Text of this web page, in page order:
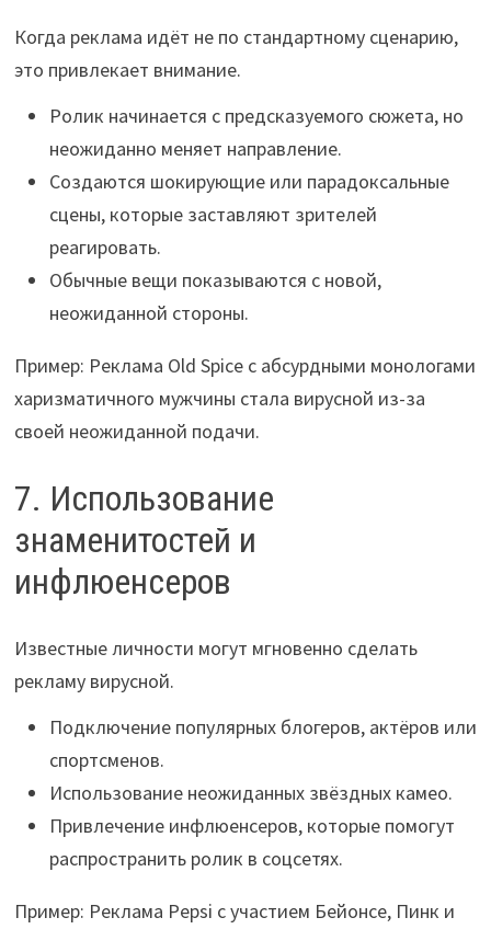
Когда реклама идёт не по стандартному сценарию,
это привлекает внимание.
Ролик начинается с предсказуемого сюжета, но
неожиданно меняет направление.
Создаются шокирующие или парадоксальные
сцены, которые заставляют зрителей
реагировать.
Обычные вещи показываются с новой,
неожиданной стороны.
Пример: Реклама Old Spice с абсурдными монологами
харизматичного мужчины стала вирусной из-за
своей неожиданной подачи.
7. Использование
знаменитостей и
инфлюенсеров
Известные личности могут мгновенно сделать
рекламу вирусной.
Подключение популярных блогеров, актёров или
спортсменов.
Использование неожиданных звёздных камео.
Привлечение инфлюенсеров, которые помогут
распространить ролик в соцсетях.
Пример: Реклама Pepsi с участием Бейонсе, Пинк и